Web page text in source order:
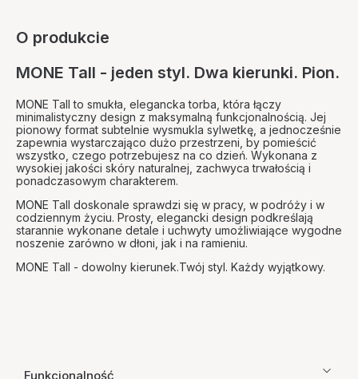
O produkcie
MONE Tall - jeden styl. Dwa kierunki. Pion.
MONE Tall to smukła, elegancka torba, która łączy
minimalistyczny design z maksymalną funkcjonalnością. Jej
pionowy format subtelnie wysmukla sylwetkę, a jednocześnie
zapewnia wystarczająco dużo przestrzeni, by pomieścić
wszystko, czego potrzebujesz na co dzień. Wykonana z
wysokiej jakości skóry naturalnej, zachwyca trwałością i
ponadczasowym charakterem.
MONE Tall doskonale sprawdzi się w pracy, w podróży i w
codziennym życiu. Prosty, elegancki design podkreślają
starannie wykonane detale i uchwyty umożliwiające wygodne
noszenie zarówno w dłoni, jak i na ramieniu.
MONE Tall - dowolny kierunek.Twój styl. Każdy wyjątkowy.
Funkcjonalność